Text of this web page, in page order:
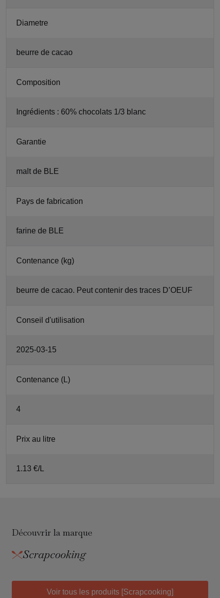
Diametre
beurre de cacao
Composition
Ingrédients : 60% chocolats 1/3 blanc
Garantie
malt de BLE
Pays de fabrication
farine de BLE
Contenance (kg)
beurre de cacao. Peut contenir des traces D’OEUF
Conseil d'utilisation
2025-03-15
Contenance (L)
4
Prix au litre
1.13 €/L
Découvrir la marque
Scrapcooking
Voir tous les produits [Scrapcooking]